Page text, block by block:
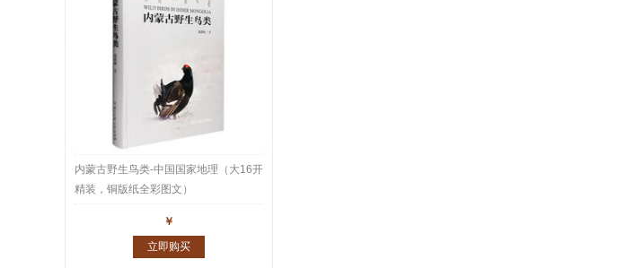
内蒙古野生鸟类-中国国家地理（大16开
精装，铜版纸全彩图文）
￥
立即购买